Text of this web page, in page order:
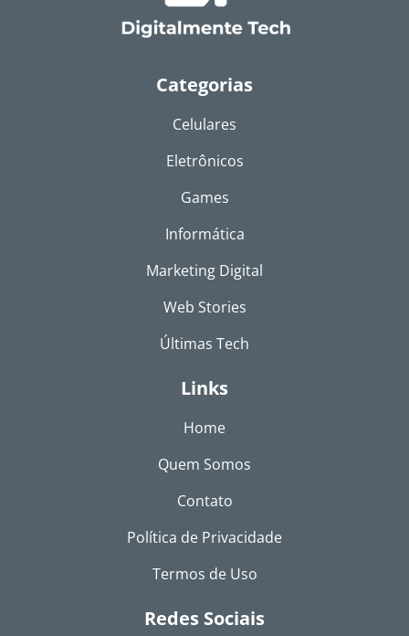
Categorias
Celulares
Eletrônicos
Games
Informática
Marketing Digital
Web Stories
Últimas Tech
Links
Home
Quem Somos
Contato
Política de Privacidade
Termos de Uso
Redes Sociais